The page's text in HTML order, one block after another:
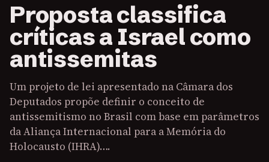
Proposta classifica
críticas a Israel como
antissemitas
Um projeto de lei apresentado na Câmara dos
Deputados propõe definir o conceito de
antissemitismo no Brasil com base em parâmetros
da Aliança Internacional para a Memória do
Holocausto (IHRA)….